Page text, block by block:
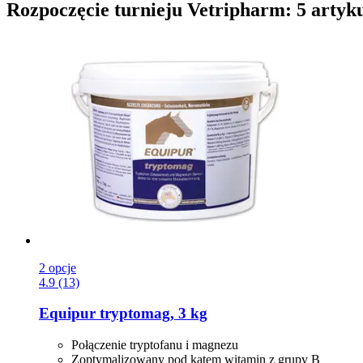
Rozpoczęcie turnieju Vetripharm: 5
2 opcje
4.9 (13)
Equipur tryptomag, 3 kg
Połączenie tryptofanu i magnezu
Zoptymalizowany pod kątem witamin z grupy B